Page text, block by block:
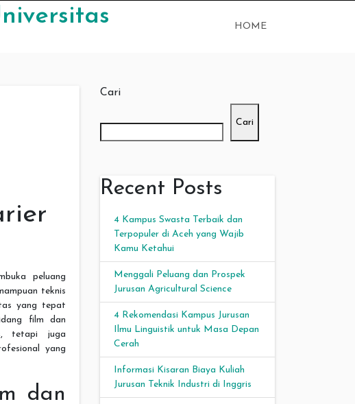
HOME
peluang
teknis
yang tepat
film dan
tetapi juga
yang
dan
Cari
Cari
Recent Posts
4 Kampus Swasta Terbaik dan
Terpopuler di Aceh yang Wajib
Kamu Ketahui
Menggali Peluang dan Prospek
Jurusan Agricultural Science
4 Rekomendasi Kampus Jurusan
Ilmu Linguistik untuk Masa Depan
Cerah
Informasi Kisaran Biaya Kuliah
Jurusan Teknik Industri di Inggris